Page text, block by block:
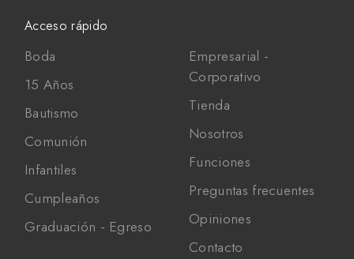
Acceso rápido
Boda
15 Años
Bautismo
Comunión
Infantiles
Cumpleaños
Graduación - Egreso
Empresarial -
Corporativo
Tienda
Nosotros
Funciones
Preguntas frecuentes
Opiniones
Contacto